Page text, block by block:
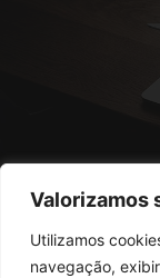
Valorizamos
Utilizamos
navegação,